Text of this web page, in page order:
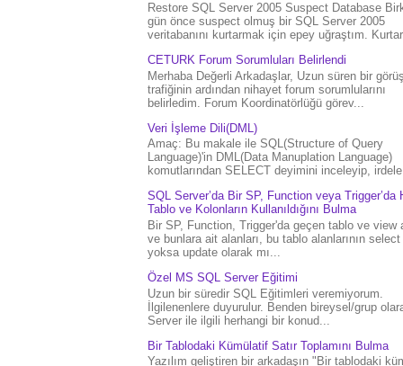
Restore SQL Server 2005 Suspect Database
gün önce suspect olmuş bir SQL Server 2005
veritabanını kurtarmak için epey uğraştım.
CETURK Forum Sorumluları Belirlendi
Merhaba Değerli Arkadaşlar, Uzun süren bir
trafiğinin ardından nihayet forum sorumlularını
belirledim. Forum Koordinatörlüğü görev...
Veri İşleme Dili(DML)
Amaç: Bu makale ile SQL(Structure of Query
Language)'in DML(Data Manuplation Language)
komutlarından SELECT deyimini inceleyip,
SQL Server’da Bir SP, Function veya Trigger’da
Tablo ve Kolonların Kullanıldığını Bulma
Bir SP, Function, Trigger'da geçen tablo ve view
ve bunlara ait alanları, bu tablo alanlarının
yoksa update olarak mı...
Özel MS SQL Server Eğitimi
Uzun bir süredir SQL Eğitimleri veremiyorum.
İlgilenenlere duyurulur. Benden bireysel/grup
Server ile ilgili herhangi bir konud...
Bir Tablodaki Kümülatif Satır Toplamını Bulma
Yazılım geliştiren bir arkadaşın "Bir tablodaki